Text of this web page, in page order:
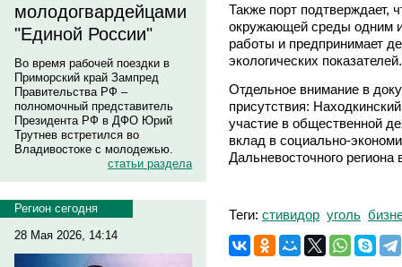
молодогвардейцами
"Единой России"
Во время рабочей поездки в
Приморский край Зампред
Правительства РФ –
полномочный представитель
Президента РФ в ДФО Юрий
Трутнев встретился во
Владивостоке с молодежью.
статьи раздела
Регион сегодня
28 Мая 2026, 14:14
Также порт подтверждает,
окружающей среды одним
работы и предпринимает
экологических показателей.
Отдельное внимание в
присутствия:
участие в общественной
вклад в социально-
Дальневосточного региона
Теги: стивидор уголь